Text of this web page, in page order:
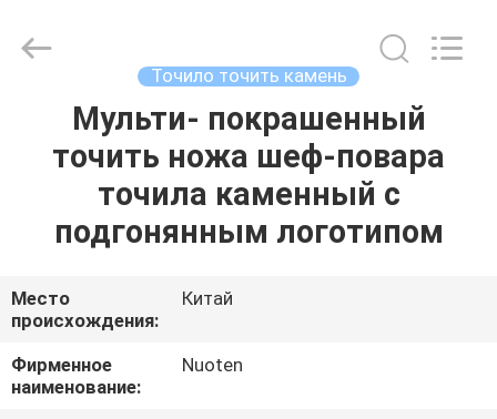
ДОМОЙ
ПРОДУКТЫ
ВИДЕОЗАПИСИ
О
НАС
Appliance
Точило точить камень
Мульти- покрашенный
точить ножа шеф-повара
точила каменный с
подгонянным логотипом
Место
происхождения:
Китай
Фирменное
наименование:
Nuoten